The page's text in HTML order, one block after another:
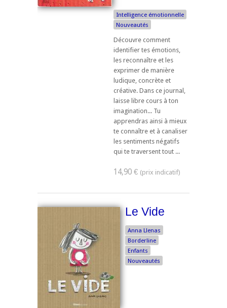
Intelligence émotionnelle
Nouveautés
Découvre comment
identifier tes émotions,
les reconnaître et les
exprimer de manière
ludique, concrète et
créative. Dans ce journal,
laisse libre cours à ton
imagination... Tu
apprendras ainsi à mieux
te connaître et à canaliser
les sentiments négatifs
qui te traversent tout ...
14,90 €
Le Vide
Anna Llenas
Borderline
Enfants
Nouveautés